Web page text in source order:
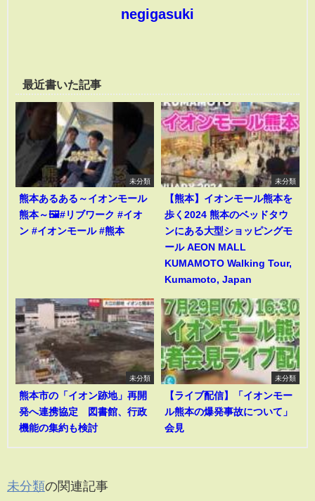
negigasuki
最近書いた記事
未分類
熊本あるある～イオンモール
熊本～🖼️#リブワーク #イオ
ン #イオンモール #熊本
未分類
【熊本】イオンモール熊本を
歩く2024 熊本のベッドタウ
ンにある大型ショッピングモ
ール AEON MALL
KUMAMOTO Walking Tour,
Kumamoto, Japan
未分類
熊本市の「イオン跡地」再開
発へ連携協定 図書館、行政
機能の集約も検討
未分類
【ライブ配信】「イオンモー
ル熊本の爆発事故について」
会見
未分類の関連記事